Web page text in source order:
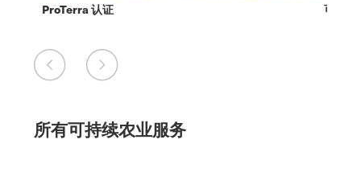
ProTerra 认证 可持
所有可持续农业服务